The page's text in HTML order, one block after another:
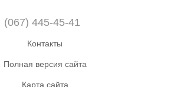
(067) 445-45-41
Контакты
Полная версия сайта
Карта сайта